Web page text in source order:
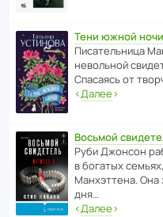
Тени южной ночи
Писа­тель­ница
невольной
Спасаясь от
‹Далее›
Восьмой
Руби Джонсон
в богатых
Манх­эт­тена. Она
дня…
‹Далее›